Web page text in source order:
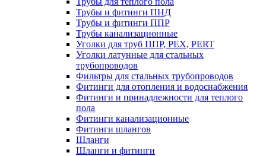
Трубы и фитинги ПНД
Трубы и фитинги ППР
Трубы канализационные
Уголки для труб ППР, PEX, PERT
Уголки латунные для стальных
трубопроводов
Фильтры для стальных трубопроводов
Фитинги для отопления и водоснабжения
Фитинги и принадлежности для теплого
пола
Фитинги канализационные
Фитинги шлангов
Шланги
Шланги и фитинги